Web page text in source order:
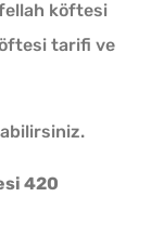
köftesi
tarifi ve
420